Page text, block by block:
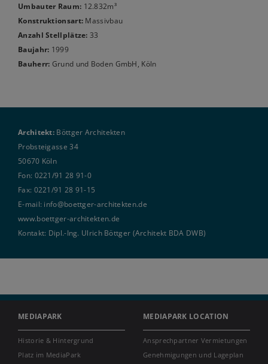
Umbauter Raum: 12.832m³
Konstruktionsart: Massivbau
Anzahl Stellplätze: 33
Baujahr: 1999
Bauherr: Grund und Boden GmbH, Köln
Architekt: Böttger Architekten
Probsteigasse 34
50670 Köln
Fon: 0221/91 28 91-0
Fax: 0221/91 28 91-15
E-mail: info@boettger-architekten.de
www.boettger-architekten.de
Kontakt: Dipl.-Ing. Ulrich Böttger (Architekt BDA DWB)
MEDIAPARK
Historie & Hintergrund
Platz im MediaPark
MEDIAPARK LOCATION
Ansprechpartner Vermietungen
Genehmigungen und Lageplan